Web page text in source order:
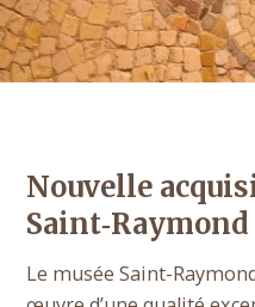
Nouvelle
Saint‑Raymond
Le musée Saint-